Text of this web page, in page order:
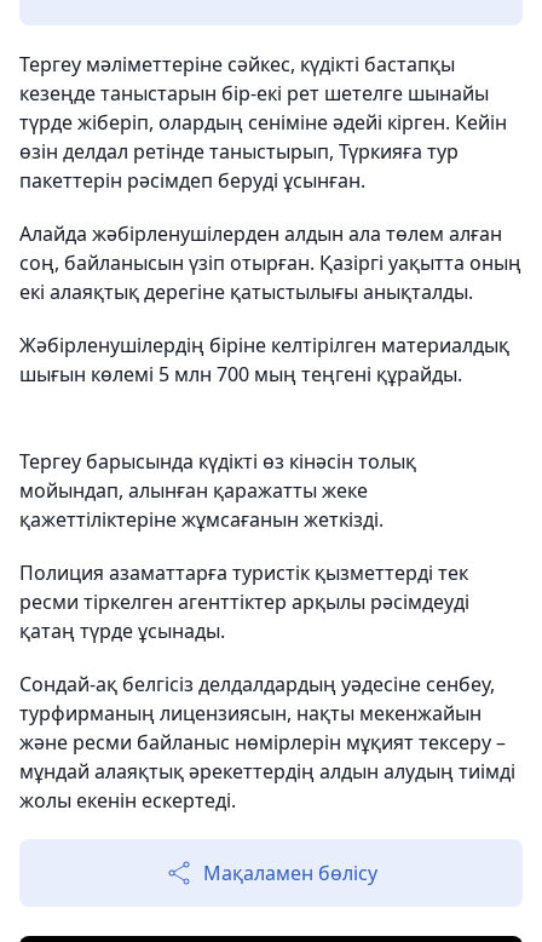
Тергеу мәліметтеріне сәйкес, күдікті бастапқы
кезеңде таныстарын бір-екі рет шетелге шынайы
түрде жіберіп, олардың сеніміне әдейі кірген. Кейін
өзін делдал ретінде таныстырып, Түркияға тур
пакеттерін рәсімдеп беруді ұсынған.
Алайда жәбірленушілерден алдын ала төлем алған
соң, байланысын үзіп отырған. Қазіргі уақытта оның
екі алаяқтық дерегіне қатыстылығы анықталды.
Жәбірленушілердің біріне келтірілген материалдық
шығын көлемі 5 млн 700 мың теңгені құрайды.
Тергеу барысында күдікті өз кінәсін толық
мойындап, алынған қаражатты жеке
қажеттіліктеріне жұмсағанын жеткізді.
Полиция азаматтарға туристік қызметтерді тек
ресми тіркелген агенттіктер арқылы рәсімдеуді
қатаң түрде ұсынады.
Сондай-ақ белгісіз делдалдардың уәдесіне сенбеу,
турфирманың лицензиясын, нақты мекенжайын
және ресми байланыс нөмірлерін мұқият тексеру –
мұндай алаяқтық әрекеттердің алдын алудың тиімді
жолы екенін ескертеді.
Мақаламен бөлісу